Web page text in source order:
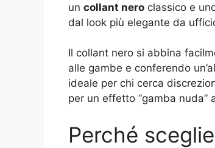
un collant nero classico e
dal look più elegante da
Il collant nero si abbina
alle gambe e conferendo
ideale per chi cerca
per un effetto “gamba nuda”
Perché